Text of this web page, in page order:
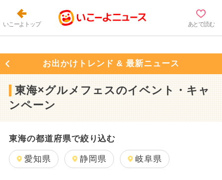
いこーよトップ あとで読む
お出かけトレンド & 最新ニュース
東海×グルメフェスのイベント・キャ
ンペーン
東海の都道府県で絞り込む
愛知県 静岡県 岐阜県